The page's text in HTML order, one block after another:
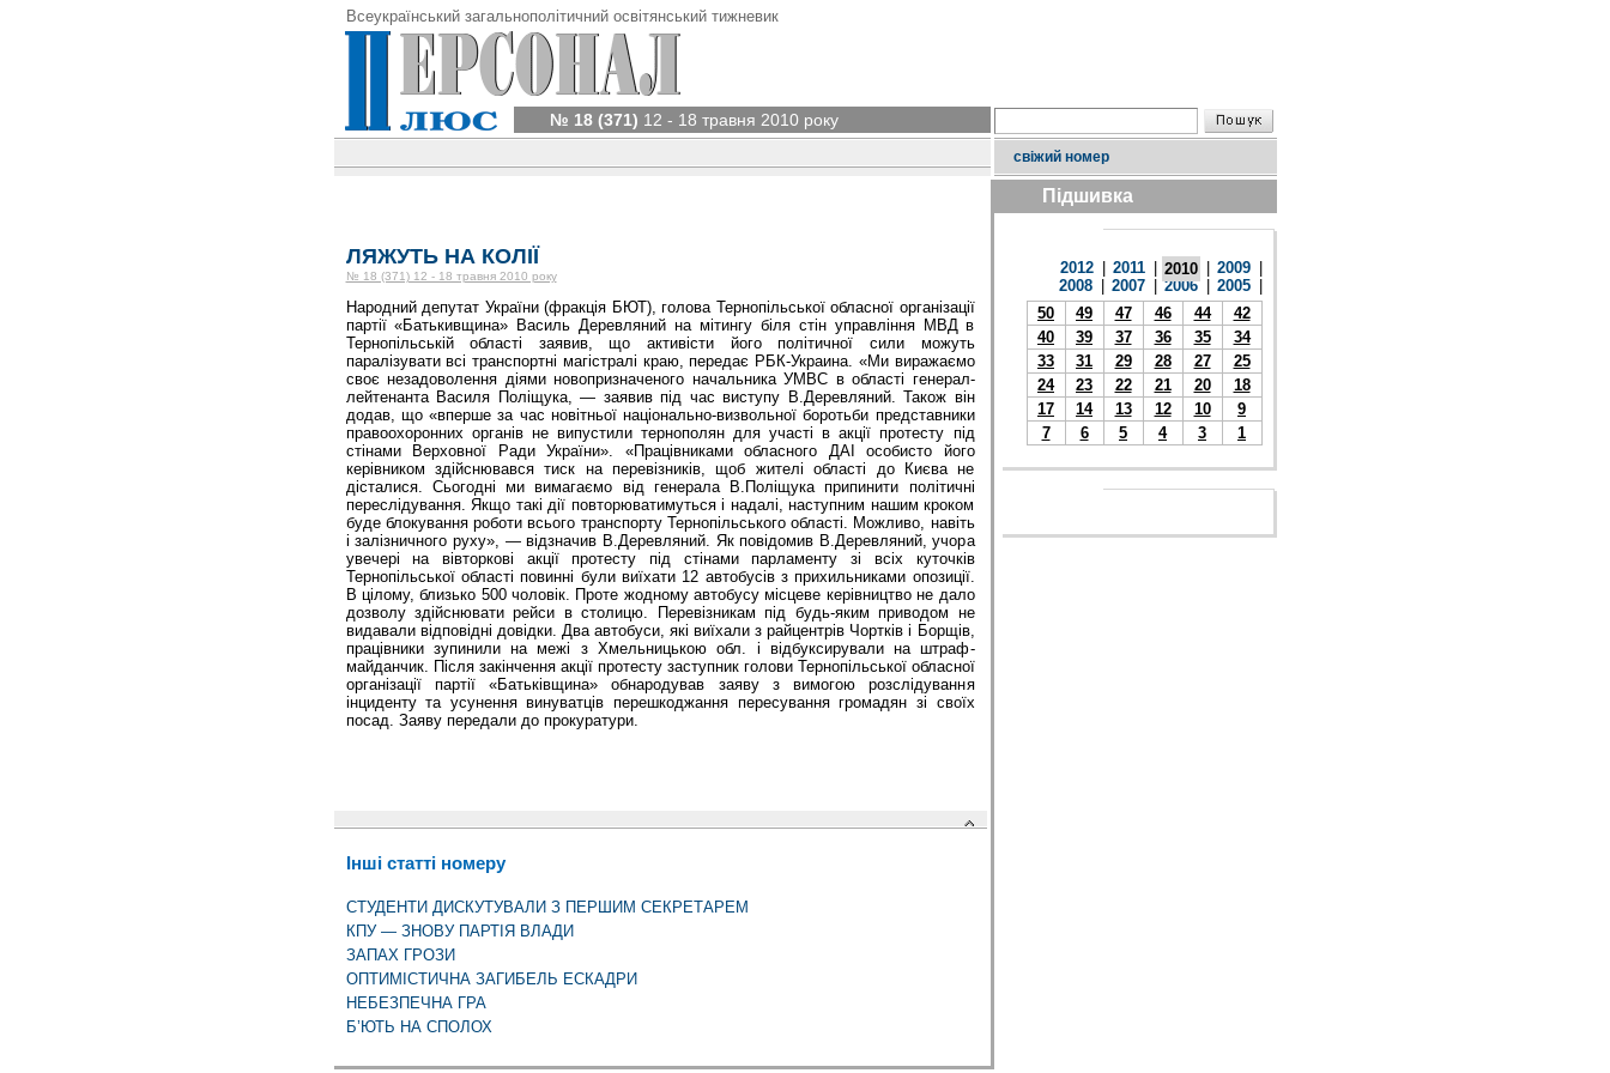
Всеукраїнський загальнополітичний освітянський тижневик
№ 18 (371) 12 - 18 травня 2010 року
свіжий номер
ЛЯЖУТЬ НА КОЛІЇ
№ 18 (371) 12 - 18 травня 2010 року
Народний депутат України (фракція БЮТ), голова Тернопільської обласної організації
партії «Батькивщина» Василь Деревляний на мітингу біля стін управління МВД в
Тернопільській області заявив, що активісти його політичної сили можуть
паралізувати всі транспортні магістралі краю, передає РБК-Украина. «Ми виражаємо
своє незадоволення діями новопризначеного начальника УМВС в області генерал-
лейтенанта Василя Поліщука, — заявив під час виступу В.Деревляний. Також він
додав, що «вперше за час новітньої національно-визвольної боротьби представники
правоохоронних ор­ганів не випустили тернополян для участі в акції протесту під
стінами Верховної Ради України». «Працівниками обласного ДАІ особисто його
керівником здійснювався тиск на перевізників, щоб жителі області до Києва не
дісталися. Сьогодні ми вимагаємо від генерала В.Поліщука припинити політичні
переслідування. Якщо такі дії повторюватимуться і надалі, наступним нашим кроком
буде блокування роботи всього транспорту Тернопільського області. Можливо, навіть
і залізничного руху», — відзначив В.Деревляний. Як повідомив В.Деревляний, учора
увечері на вівторкові акції протесту під стінами парламенту зі всіх куточків
Тернопільської області повинні були виїхати 12 автобусів з прихильниками опозиції.
В цілому, близько 500 чоловік. Проте жодному автобусу місцеве керівництво не дало
дозволу здій­снювати рейси в столицю. Перевізникам під будь-яким приводом не
видавали від­повідні довідки. Два автобуси, які виїхали з райцентрів Чортків і Борщів,
працівники зупинили на межі з Хмельницькою обл. і відбуксирували на штраф-
майданчик. Після закінчення акції протесту заступник голови Тернопільської обласної
організації партії «Батьківщина» обнародував заяву з вимогою розслідування
інциденту та усунення винуватців перешкоджання пересування громадян зі своїх
посад. Заяву передали до прокуратури.
Інші статті номеру
СТУДЕНТИ ДИСКУТУВАЛИ З ПЕРШИМ СЕКРЕТАРЕМ
КПУ — ЗНОВУ ПАРТІЯ ВЛАДИ
ЗАПАХ ГРОЗИ
ОПТИМІСТИЧНА ЗАГИБЕЛЬ ЕСКАДРИ
НЕБЕЗПЕЧНА ГРА
Б’ЮТЬ НА СПОЛОХ
Підшивка
2012 2011 2010 2009
2008
2007 2006 2005
50
49 47 46 44
42
40
39 37 36 35
34
33
31 29 28 27
25
24
23 22 21 20
18
17
14 13 12 10
9
7
6 5 4 3 1